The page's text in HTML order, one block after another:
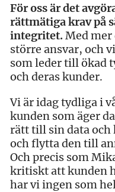
För oss är det
rättmätiga krav på
integritet.Med mer
större ansvar, och
som leder till ökad
och deras kunder.
Vi är idag tydliga i
kunden som äger
rätt till sin data och
och flytta den till
Och precis som
kritiskt att kunden
har vi ingen som